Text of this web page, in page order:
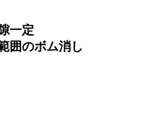
一定
囲のボム消し